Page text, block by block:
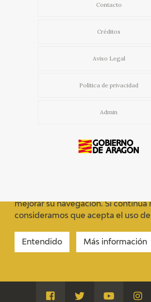
Contacto
Créditos
Aviso Legal
Política de privacidad
Admin
mejorar su navegación. Si continua
consideramos que acepta el uso
Entendido Más información